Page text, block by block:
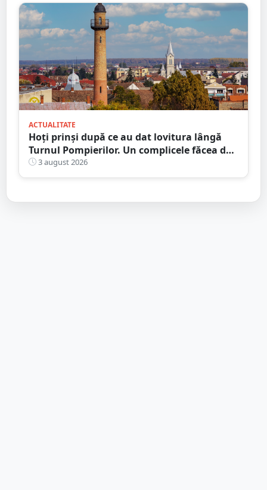
ACTUALITATE
Hoți prinși după ce au dat lovitura lângă
Turnul Pompierilor. Un complicele făcea de
pază
3 august 2026